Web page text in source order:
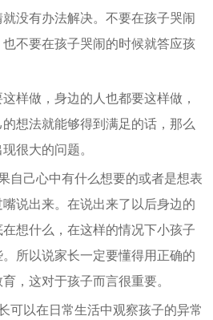
没有办法解决。不要在孩子哭闹
不要在孩子哭闹的时候就答应孩
样做，身边的人也都要这样做，
想法就能够得到满足的话，那么
很大的问题。
自己心中有什么想要的或者是想表
说出来。在说出来了以后身边的
想什么，在这样的情况下小孩子
所以说家长一定要懂得用正确的
，这对于孩子而言很重要。
可以在日常生活中观察孩子的异常